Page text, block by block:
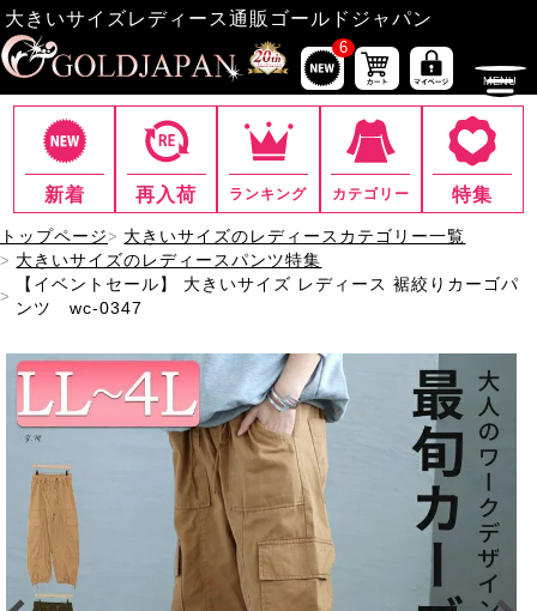
大きいサイズレディース通販ゴールドジャパン
6
新着 再入荷 ランキング カテゴリー 特集
トップページ
大きいサイズのレディースカテゴリー一覧
大きいサイズのレディースパンツ特集
【イベントセール】 大きいサイズ レディース 裾絞りカーゴパ
ンツ wc-0347